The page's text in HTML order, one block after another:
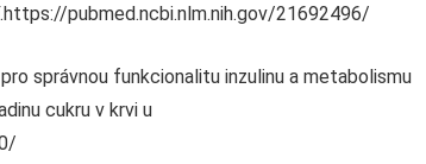
pubmed.ncbi.nlm.nih.gov/21692496/
správnou funkcionalitu inzulinu a metabolismu
cukru v krvi u